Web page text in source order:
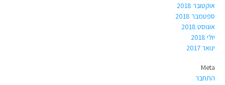
אוקטובר 2018
ספטמבר 2018
אוגוסט 2018
יולי 2018
ינואר 2017
Meta
התחבר